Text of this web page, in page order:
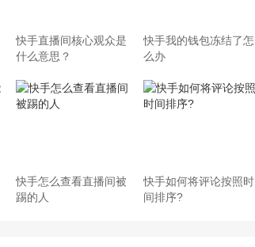
快手直播间核心观众是
什么意思？
快手我的钱包冻结了怎
么办
快手怎么查看直播间被
踢的人
快手如何将评论按照时
间排序?